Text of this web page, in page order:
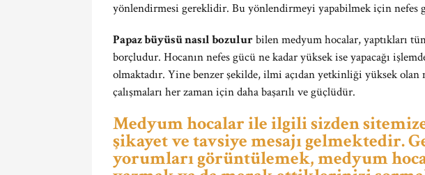
yönlendirmesi gereklidir. Bu yönlendirmeyi yapabilmek için nefes
Papaz büyüsü nasıl bozulurbilen medyum hocalar, yaptıkları
borçludur. Hocanın nefes gücü ne kadar yüksek ise yapacağı
olmaktadır. Yine benzer şekilde, ilmi açıdan yetkinliği yüksek olan
çalışmaları her zaman için daha başarılı ve güçlüdür.
Medyum hocalar ile ilgili sizden
şikayet ve tavsiye mesajı gelmektedir.
yorumları görüntülemek, medyum